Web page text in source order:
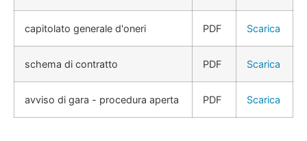
capitolato generale d'oneri PDF Scarica
schema di contratto PDF Scarica
avviso di gara - procedura aperta PDF Scarica